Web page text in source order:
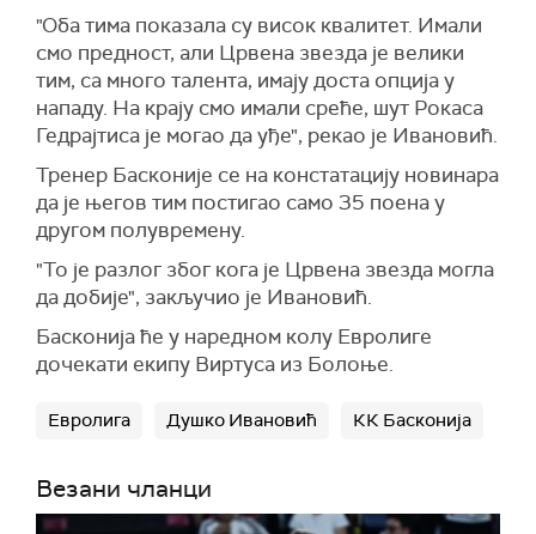
"Оба тима показала су висок квалитет. Имали
смо предност, али Црвена звезда је велики
тим, са много талента, имају доста опција у
нападу. На крају смо имали среће, шут Рокаса
Гедрајтиса је могао да уђе", рекао је Ивановић.
Тренер Басконије се на констатацију новинара
да је његов тим постигао само 35 поена у
другом полувремену.
"То је разлог због кога је Црвена звезда могла
да добије", закључио је Ивановић.
Басконија ће у наредном колу Евролиге
дочекати екипу Виртуса из Болоње.
Евролига Душко Ивановић КК Басконија
Везани чланци